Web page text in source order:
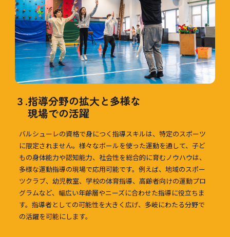
３.指導分野の拡大と多様な
現場での活躍
バルシューレの資格で身につく指導スキルは、特定のスポーツ
に限定されません。様々なボールを使った運動を通して、子ど
もの身体能力や認知能力、社会性を総合的に育むノウハウは、
多様な運動指導の現場で応用可能です。例えば、地域のスポー
ツクラブ、幼児教室、学校の体育指導、高齢者向けの運動プロ
グラムなど、幅広い年齢層やニーズに合わせた指導に役立ちま
す。指導者としての可能性を大きく広げ、多岐にわたる分野で
の活躍を可能にします。